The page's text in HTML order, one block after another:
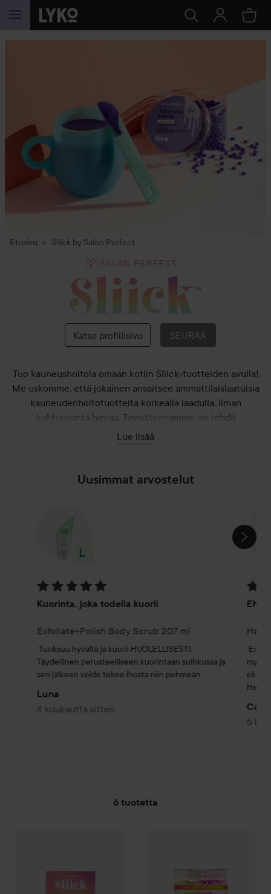
SIIRTYÄ JHK SISÄLTÖÖN
Etusivu Sliick by Salon Perfect
Sliick
by
Salon
Perfect
Katso profiilisivu SEURAA
Tuo kauneushoitola omaan kotiin Sliick-tuotteiden avulla!
Me uskomme, että jokainen ansaitsee ammattilaislaatuisia
kauneudenhoitotuotteita korkealla laadulla, ilman
kohtuutonta hintaa. Tavoitteenamme on tehdä
kauneudenhoidosta helpommin saatavaa kaikille, iästä ja
sukupuolesta riippumatta. Kokeile tuotteitamme jo tänään ja
Lue lisää
Uusimmat arvostelut
Arvosana: 5 / 5
Kuorinta, joka todella kuorii
Exfoliate+Polish Body Scrub 207 ml
Tuoksuu hyvältä ja kuorii HUOLELLISESTI.
Täydellinen perusteelliseen kuorintaan suihkussa ja
sen jälkeen voide tekee ihosta niin pehmeän
Luna
4 kuukautta sitten
Hard
Hellä
5
6 tuotetta